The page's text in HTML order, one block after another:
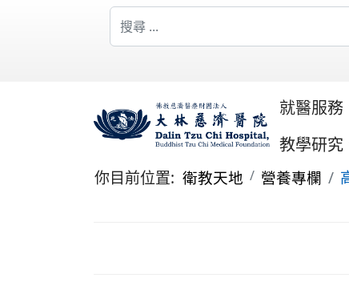
就醫服務
教學研究
你目前位置: 衛教天地 營養專欄